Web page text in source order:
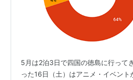
5月は2泊3日で四国の徳島に行って
った16日（土）はアニメ・イベン